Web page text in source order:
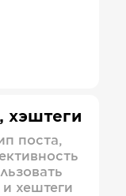
хэштеги
поста,
хештеги